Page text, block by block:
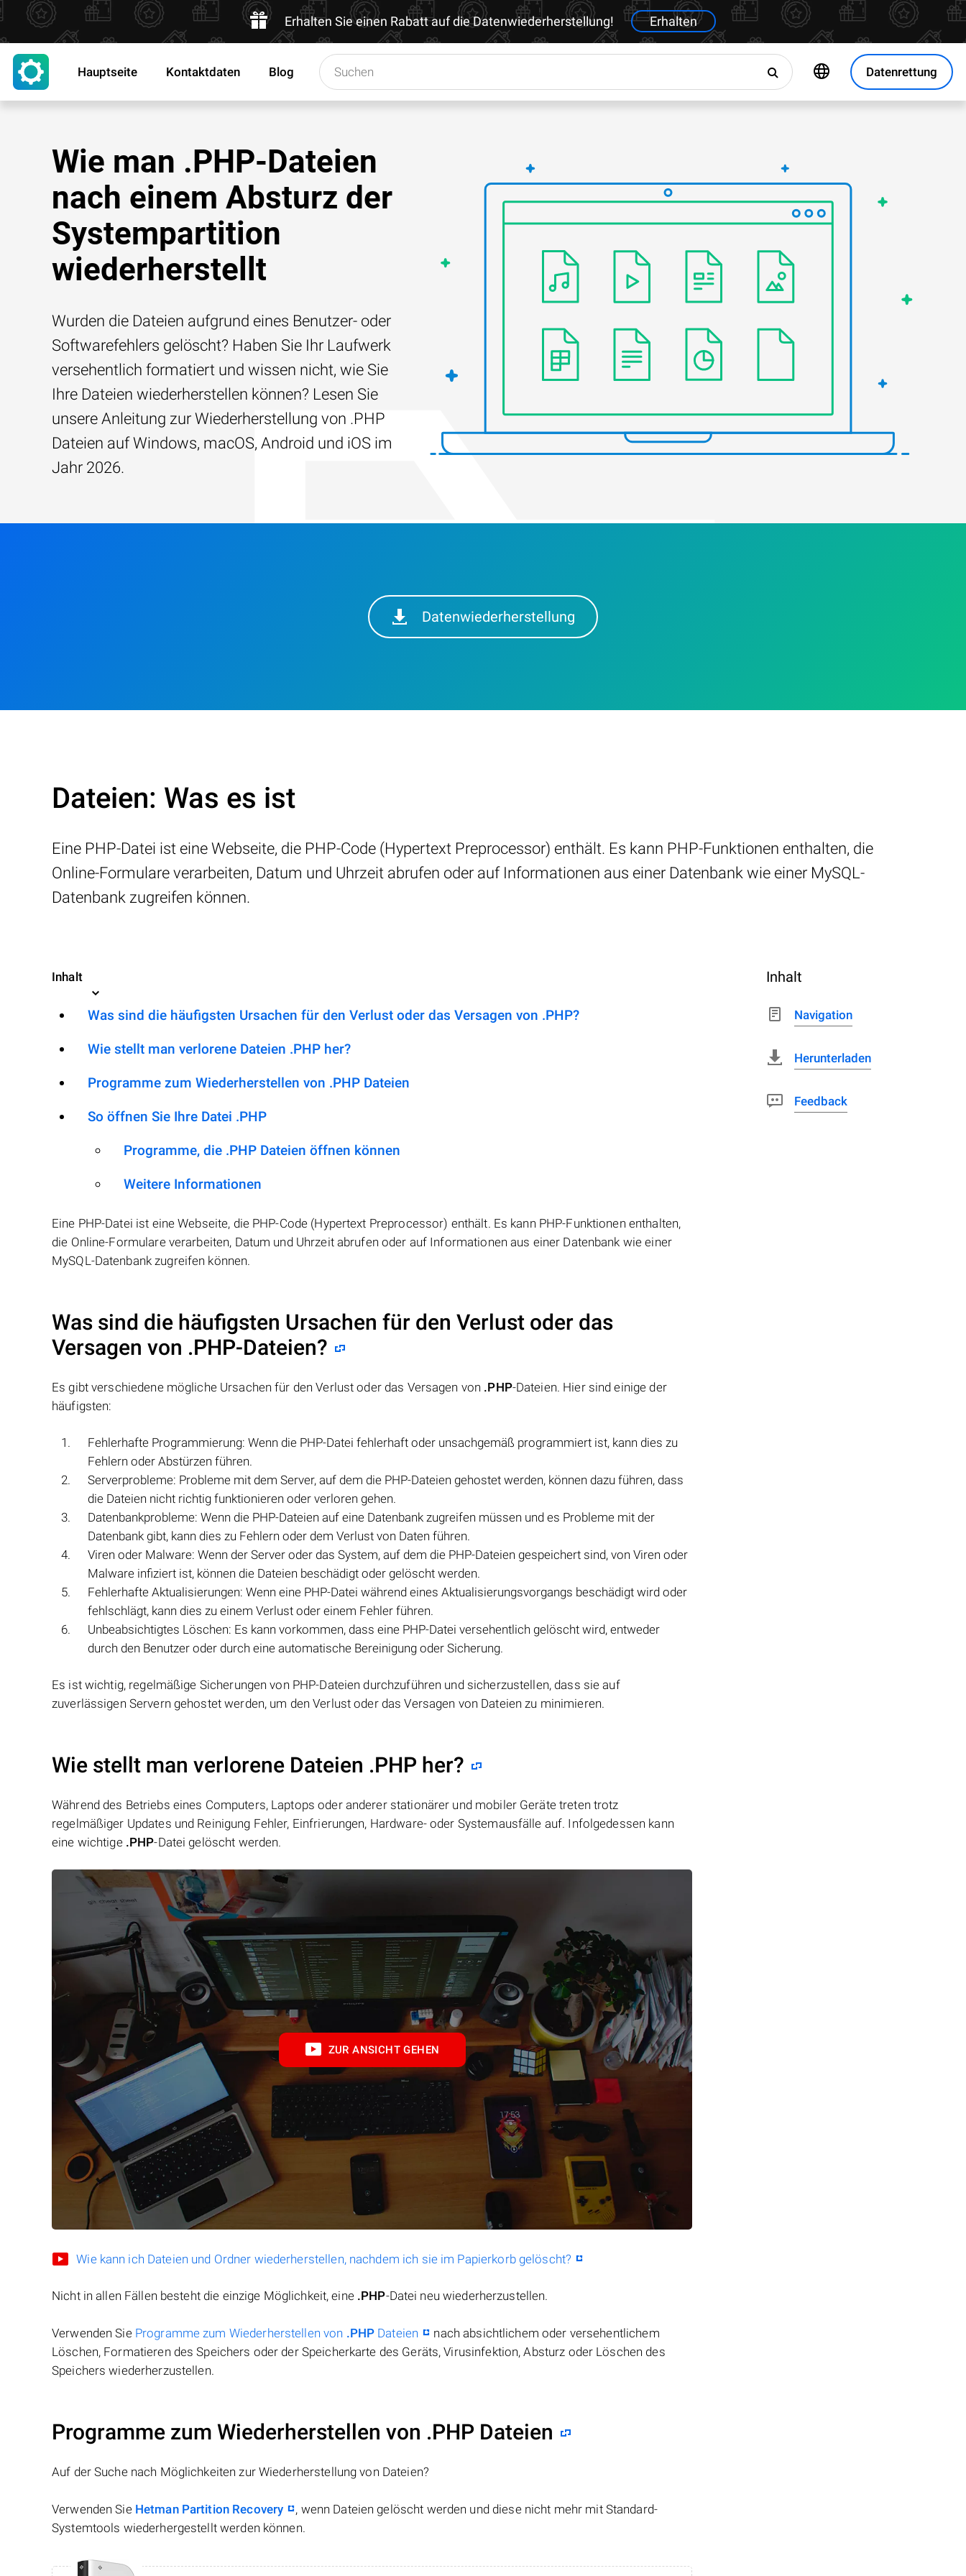
Erhalten Sie einen Rabatt auf die Datenwiederherstellung! Erhalten
Datenrettung
Hauptseite Kontaktdaten Blog
Wie man .PHP-Dateien
nach einem Absturz der
Systempartition
wiederherstellt
Wurden die Dateien aufgrund eines Benutzer- oder
Softwarefehlers gelöscht? Haben Sie Ihr Laufwerk
versehentlich formatiert und wissen nicht, wie Sie
Ihre Dateien wiederherstellen können? Lesen Sie
unsere Anleitung zur Wiederherstellung von .PHP
Dateien auf Windows, macOS, Android und iOS im
Jahr 2026.
Datenwiederherstellung
Dateien: Was es ist
Eine PHP-Datei ist eine Webseite, die PHP-Code (Hypertext Preprocessor) enthält. Es kann PHP-Funktionen enthalten, die
Online-Formulare verarbeiten, Datum und Uhrzeit abrufen oder auf Informationen aus einer Datenbank wie einer MySQL-
Datenbank zugreifen können.
Inhalt
Was sind die häufigsten Ursachen für den Verlust oder das Versagen von .PHP?
Wie stellt man verlorene Dateien .PHP her?
Programme zum Wiederherstellen von .PHP Dateien
So öffnen Sie Ihre Datei .PHP
Programme, die .PHP Dateien öffnen können
Weitere Informationen
Eine PHP-Datei ist eine Webseite, die PHP-Code (Hypertext Preprocessor) enthält. Es kann PHP-Funktionen enthalten,
die Online-Formulare verarbeiten, Datum und Uhrzeit abrufen oder auf Informationen aus einer Datenbank wie einer
MySQL-Datenbank zugreifen können.
Was sind die häufigsten Ursachen für den Verlust oder das
Versagen von .PHP-Dateien?
Es gibt verschiedene mögliche Ursachen für den Verlust oder das Versagen von .PHP-Dateien. Hier sind einige der
häufigsten:
Fehlerhafte Programmierung: Wenn die PHP-Datei fehlerhaft oder unsachgemäß programmiert ist, kann dies zu
Fehlern oder Abstürzen führen.
Serverprobleme: Probleme mit dem Server, auf dem die PHP-Dateien gehostet werden, können dazu führen, dass
die Dateien nicht richtig funktionieren oder verloren gehen.
Datenbankprobleme: Wenn die PHP-Dateien auf eine Datenbank zugreifen müssen und es Probleme mit der
Datenbank gibt, kann dies zu Fehlern oder dem Verlust von Daten führen.
Viren oder Malware: Wenn der Server oder das System, auf dem die PHP-Dateien gespeichert sind, von Viren oder
Malware infiziert ist, können die Dateien beschädigt oder gelöscht werden.
Fehlerhafte Aktualisierungen: Wenn eine PHP-Datei während eines Aktualisierungsvorgangs beschädigt wird oder
fehlschlägt, kann dies zu einem Verlust oder einem Fehler führen.
Unbeabsichtigtes Löschen: Es kann vorkommen, dass eine PHP-Datei versehentlich gelöscht wird, entweder
durch den Benutzer oder durch eine automatische Bereinigung oder Sicherung.
Es ist wichtig, regelmäßige Sicherungen von PHP-Dateien durchzuführen und sicherzustellen, dass sie auf
zuverlässigen Servern gehostet werden, um den Verlust oder das Versagen von Dateien zu minimieren.
Wie stellt man verlorene Dateien .PHP her?
Während des Betriebs eines Computers, Laptops oder anderer stationärer und mobiler Geräte treten trotz
regelmäßiger Updates und Reinigung Fehler, Einfrierungen, Hardware- oder Systemausfälle auf. Infolgedessen kann
eine wichtige .PHP-Datei gelöscht werden.
ZUR ANSICHT GEHEN
Wie kann ich Dateien und Ordner wiederherstellen, nachdem ich sie im Papierkorb gelöscht?
Nicht in allen Fällen besteht die einzige Möglichkeit, eine .PHP-Datei neu wiederherzustellen.
Verwenden Sie Programme zum Wiederherstellen von .PHP Dateien
nach absichtlichem oder versehentlichem
Löschen, Formatieren des Speichers oder der Speicherkarte des Geräts, Virusinfektion, Absturz oder Löschen des
Speichers wiederherzustellen.
Programme zum Wiederherstellen von .PHP Dateien
Auf der Suche nach Möglichkeiten zur Wiederherstellung von Dateien?
Verwenden Sie Hetman Partition Recovery
, wenn Dateien gelöscht werden und diese nicht mehr mit Standard-
Systemtools wiederhergestellt werden können.
Inhalt
Navigation
Herunterladen
Feedback